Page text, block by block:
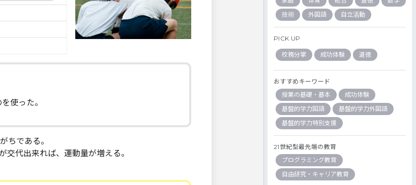
使った。
ちである。
交代出来れば、運動量が増える。
技術
外国語 自立活動
PICK UP
校務分掌 成功体験 道徳
おすすめキーワード
授業の基礎・基本
成功体験
基盤的学力国語
基盤的学力外国語
基盤的学力特別支援
21世紀型最先端の教育
プログラミング教育
自由研究・キャリア教育